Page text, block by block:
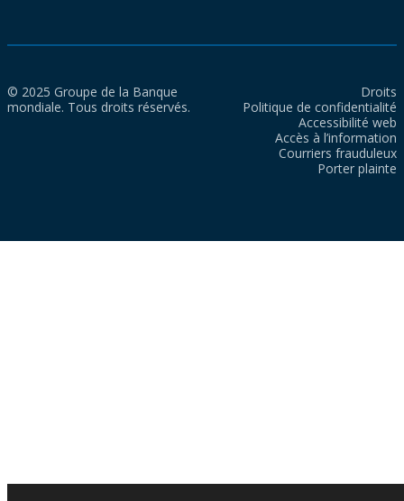
© 2025 Groupe de la Banque
mondiale. Tous droits réservés.
Droits
Politique de confidentialité
Accessibilité web
Accès à l’information
Courriers frauduleux
Porter plainte